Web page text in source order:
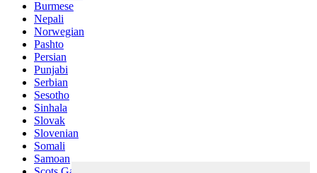
Burmese
Nepali
Norwegian
Pashto
Persian
Punjabi
Serbian
Sesotho
Sinhala
Slovak
Slovenian
Somali
Samoan